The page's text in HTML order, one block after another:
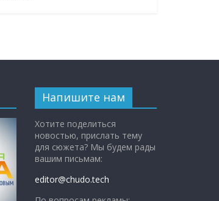
Напишите нам
Хотите поделиться
новостью, прислать тему
для сюжета? Мы будем рады
вашим письмам:
editor@chudo.tech